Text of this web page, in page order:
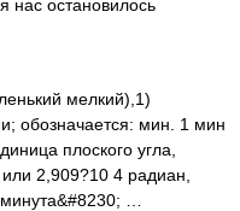
нас остановилось
мелкий),1)
обозначается: мин. 1 мин
плоского угла,
2,909?10 4 радиан,
…